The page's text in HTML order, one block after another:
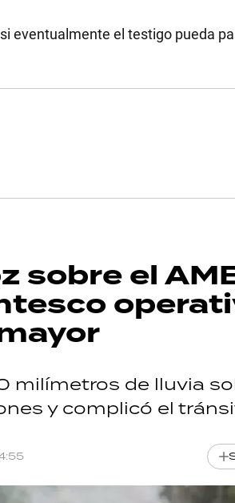
eventualmente el testigo pueda
sobre el
milímetros de lluvia
y complicó el